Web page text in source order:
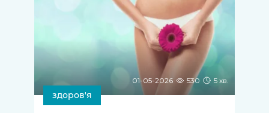
01-05-2026 530 5 хв.
здоров'я